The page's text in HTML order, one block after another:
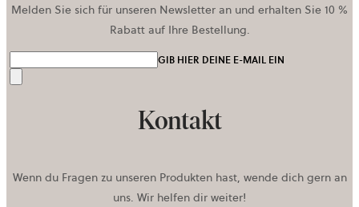
Melden Sie sich für unseren Newsletter an und erhalten Sie 10 %
Rabatt auf Ihre Bestellung.
GIB HIER DEINE E-MAIL EIN
Kontakt
Wenn du Fragen zu unseren Produkten hast, wende dich gern an
uns. Wir helfen dir weiter!